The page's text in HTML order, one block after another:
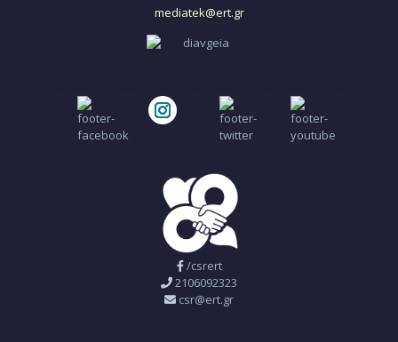
mediatek@ert.gr
/csrert
2106092323
csr@ert.gr